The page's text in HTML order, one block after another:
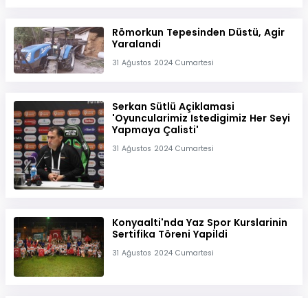
Römorkun Tepesinden Düstü, Agir
Yaralandi
31 Ağustos 2024 Cumartesi
Serkan Sütlü Açiklamasi
'Oyuncularimiz Istedigimiz Her Seyi
Yapmaya Çalisti'
31 Ağustos 2024 Cumartesi
Konyaalti'nda Yaz Spor Kurslarinin
Sertifika Töreni Yapildi
31 Ağustos 2024 Cumartesi